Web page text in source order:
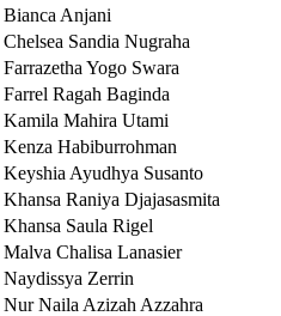
Bianca Anjani
Chelsea Sandia Nugraha
Farrazetha Yogo Swara
Farrel Ragah Baginda
Kamila Mahira Utami
Kenza Habiburrohman
Keyshia Ayudhya Susanto
Khansa Raniya Djajasasmita
Khansa Saula Rigel
Malva Chalisa Lanasier
Naydissya Zerrin
Nur Naila Azizah Azzahra